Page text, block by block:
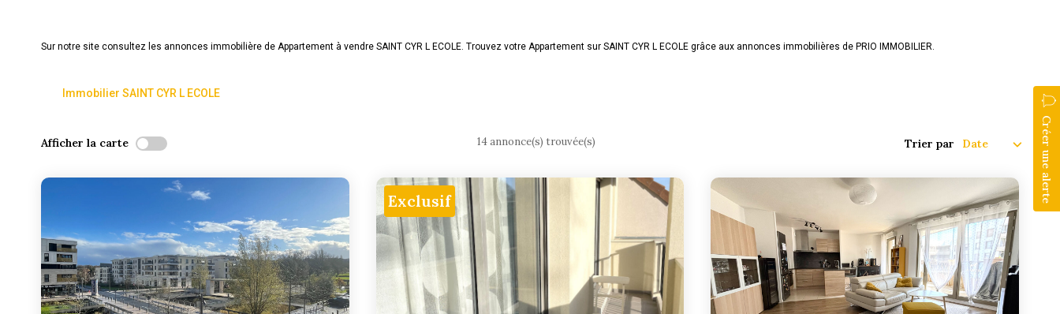
Sur notre site consultez les annonces immobilière de Appartement à vendre SAINT CYR L ECOLE. Trouvez votre Appartement sur SAINT CYR L ECOLE grâce aux annonces immobilières de PRIO IMMOBILIER.
Immobilier SAINT CYR L ECOLE
Créer une alerte
Afficher la carte 14 annonce(s) trouvée(s) Trier par
Exclusif